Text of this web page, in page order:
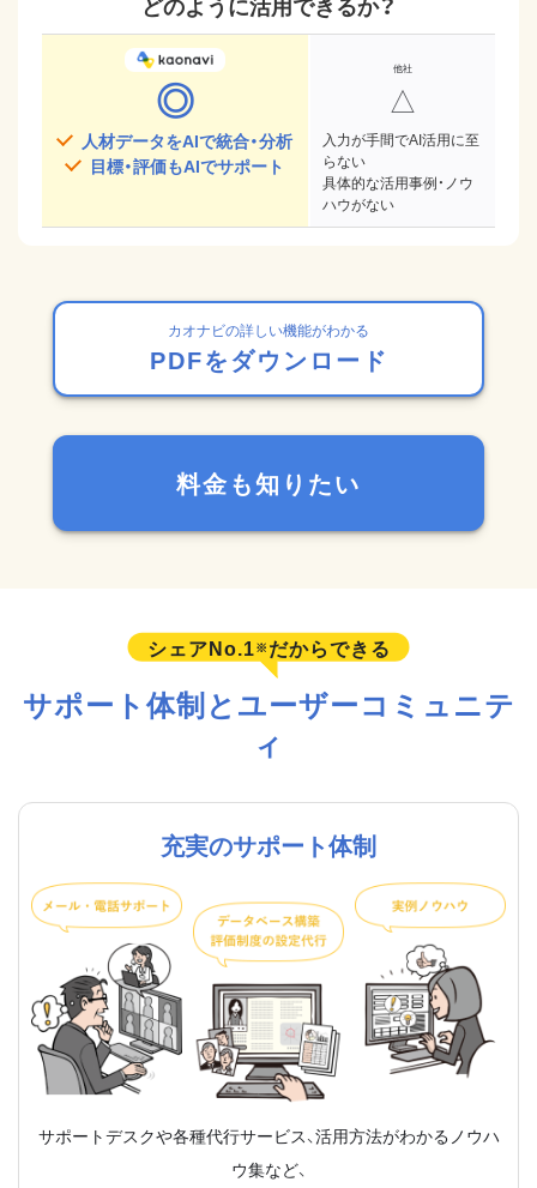
◎
人材データをAIで統合・分析
目標・評価もAIでサポート
△
入力が手間でAI活用に至
らない
具体的な活用事例・ノウ
ハウがない
カオナビの詳しい機能がわかる
PDFをダウンロード
料金も知りたい
シェアNo.1※ だからできる
サポート体制とユーザーコミュニテ
ィ
充実のサポート体制
サポートデスクや各種代行サービス、活用方法がわかるノウハ
ウ集など、